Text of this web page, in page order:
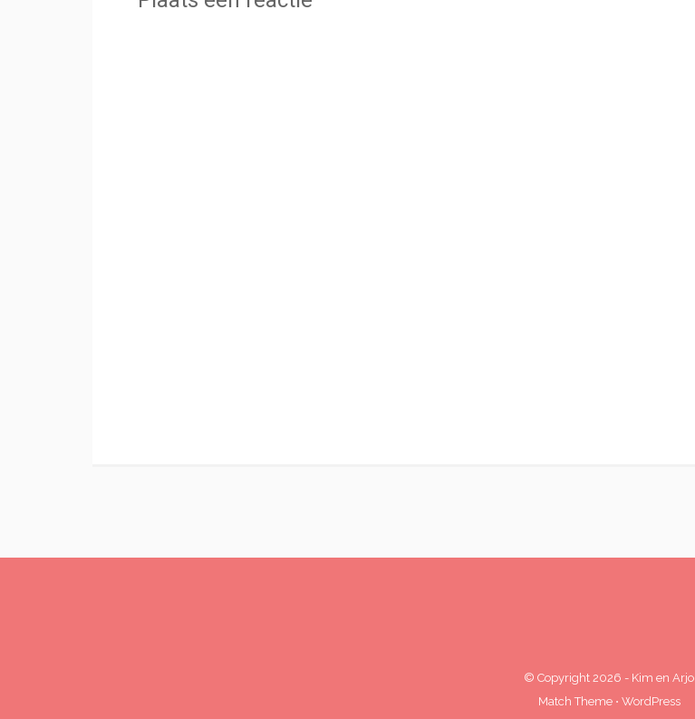
© Copyright 2026 - Kim en Arjo
Match Theme⋅ WordPress